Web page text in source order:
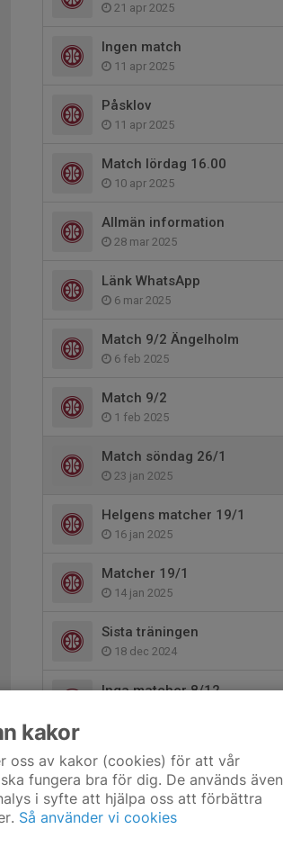
21 apr 2025
Ingen match
11 apr 2025
Påsklov
11 apr 2025
Match lördag 16.00
10 apr 2025
Allmän information
28 mar 2025
Länk WhatsApp
6 mar 2025
Match 9/2 Ängelholm
6 feb 2025
Match 9/2
1 feb 2025
Match söndag 26/1
23 jan 2025
Helgens matcher 19/1
16 jan 2025
Matcher 19/1
14 jan 2025
Sista träningen
18 dec 2024
Inga matcher 8/12
4 dec 2024
kakor
oss av kakor (cookies) för att vår
fungera bra för dig. De används även
i syfte att hjälpa oss att förbättra
Så använder vi cookies